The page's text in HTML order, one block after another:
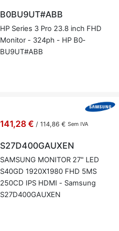
B0BU9UT#ABB
HP Se­ries 3 Pro 23.8 inch FHD
Mo­nitor - 324ph - HP B0­
BU9UT#ABB
141,28 € / 114,86 € Sem IVA
S27D400GAUXEN
SAM­SUNG MO­NITOR 27" LED
S40GD 1920X1980 FHD 5MS
250CD IPS HDMI - Sam­sung
S27D400­GAUXEN